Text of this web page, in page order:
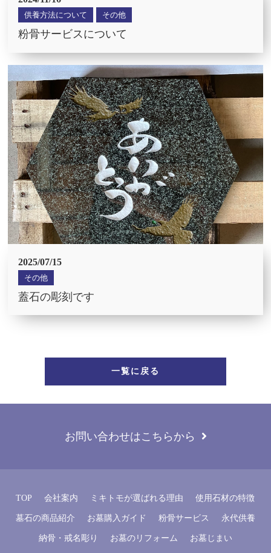
供養方法について その他
粉骨サービスについて
2025/07/15
その他
蓋石の彫刻です
一覧に戻る
お問い合わせはこちらから
TOP 会社案内 ミキトモが選ばれる理由 使用石材の特徴
墓石の商品紹介 お墓購入ガイド 粉骨サービス 永代供養
納骨・戒名彫り お墓のリフォーム お墓じまい